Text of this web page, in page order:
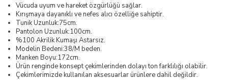
Vücuda uyum ve hareket özgürlüğü sağlar.
Kırışmaya dayanıklı ve nefes alıcı özelliğe sahiptir.
Tunik Uzunluk:75cm.
Pantolon Uzunluk:100cm.
%100 Akrilik Kumaşı Astarsız.
Modelin Bedeni:38/M beden.
Manken Boyu:172cm.
Ürün renginde konsept çekimlerinden dolayı ton farklılığı olabilir.
Çekimlerimizde kullanılan aksesuarlar ürünlere dahil değildir.